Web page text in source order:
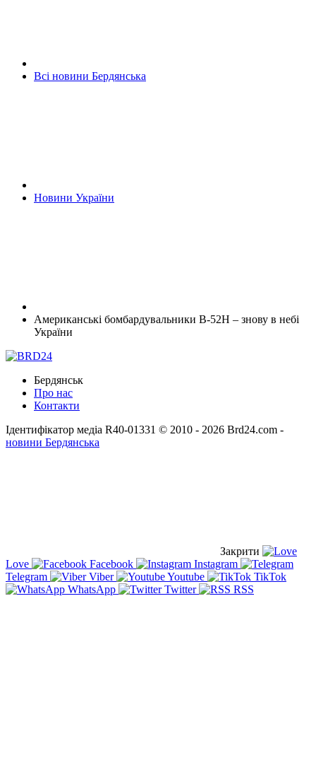
Всі новини Бердянська
Новини України
Американські бомбардувальники В-52Н – знову в небі
України
Бердянськ
Про нас
Контакти
Ідентифікатор медіа R40-01331 © 2010 - 2026 Brd24.com -
новини Бердянська
Закрити
Love
Facebook
Instagram
Telegram
Viber Youtube
TikTok
WhatsApp
Twitter RSS